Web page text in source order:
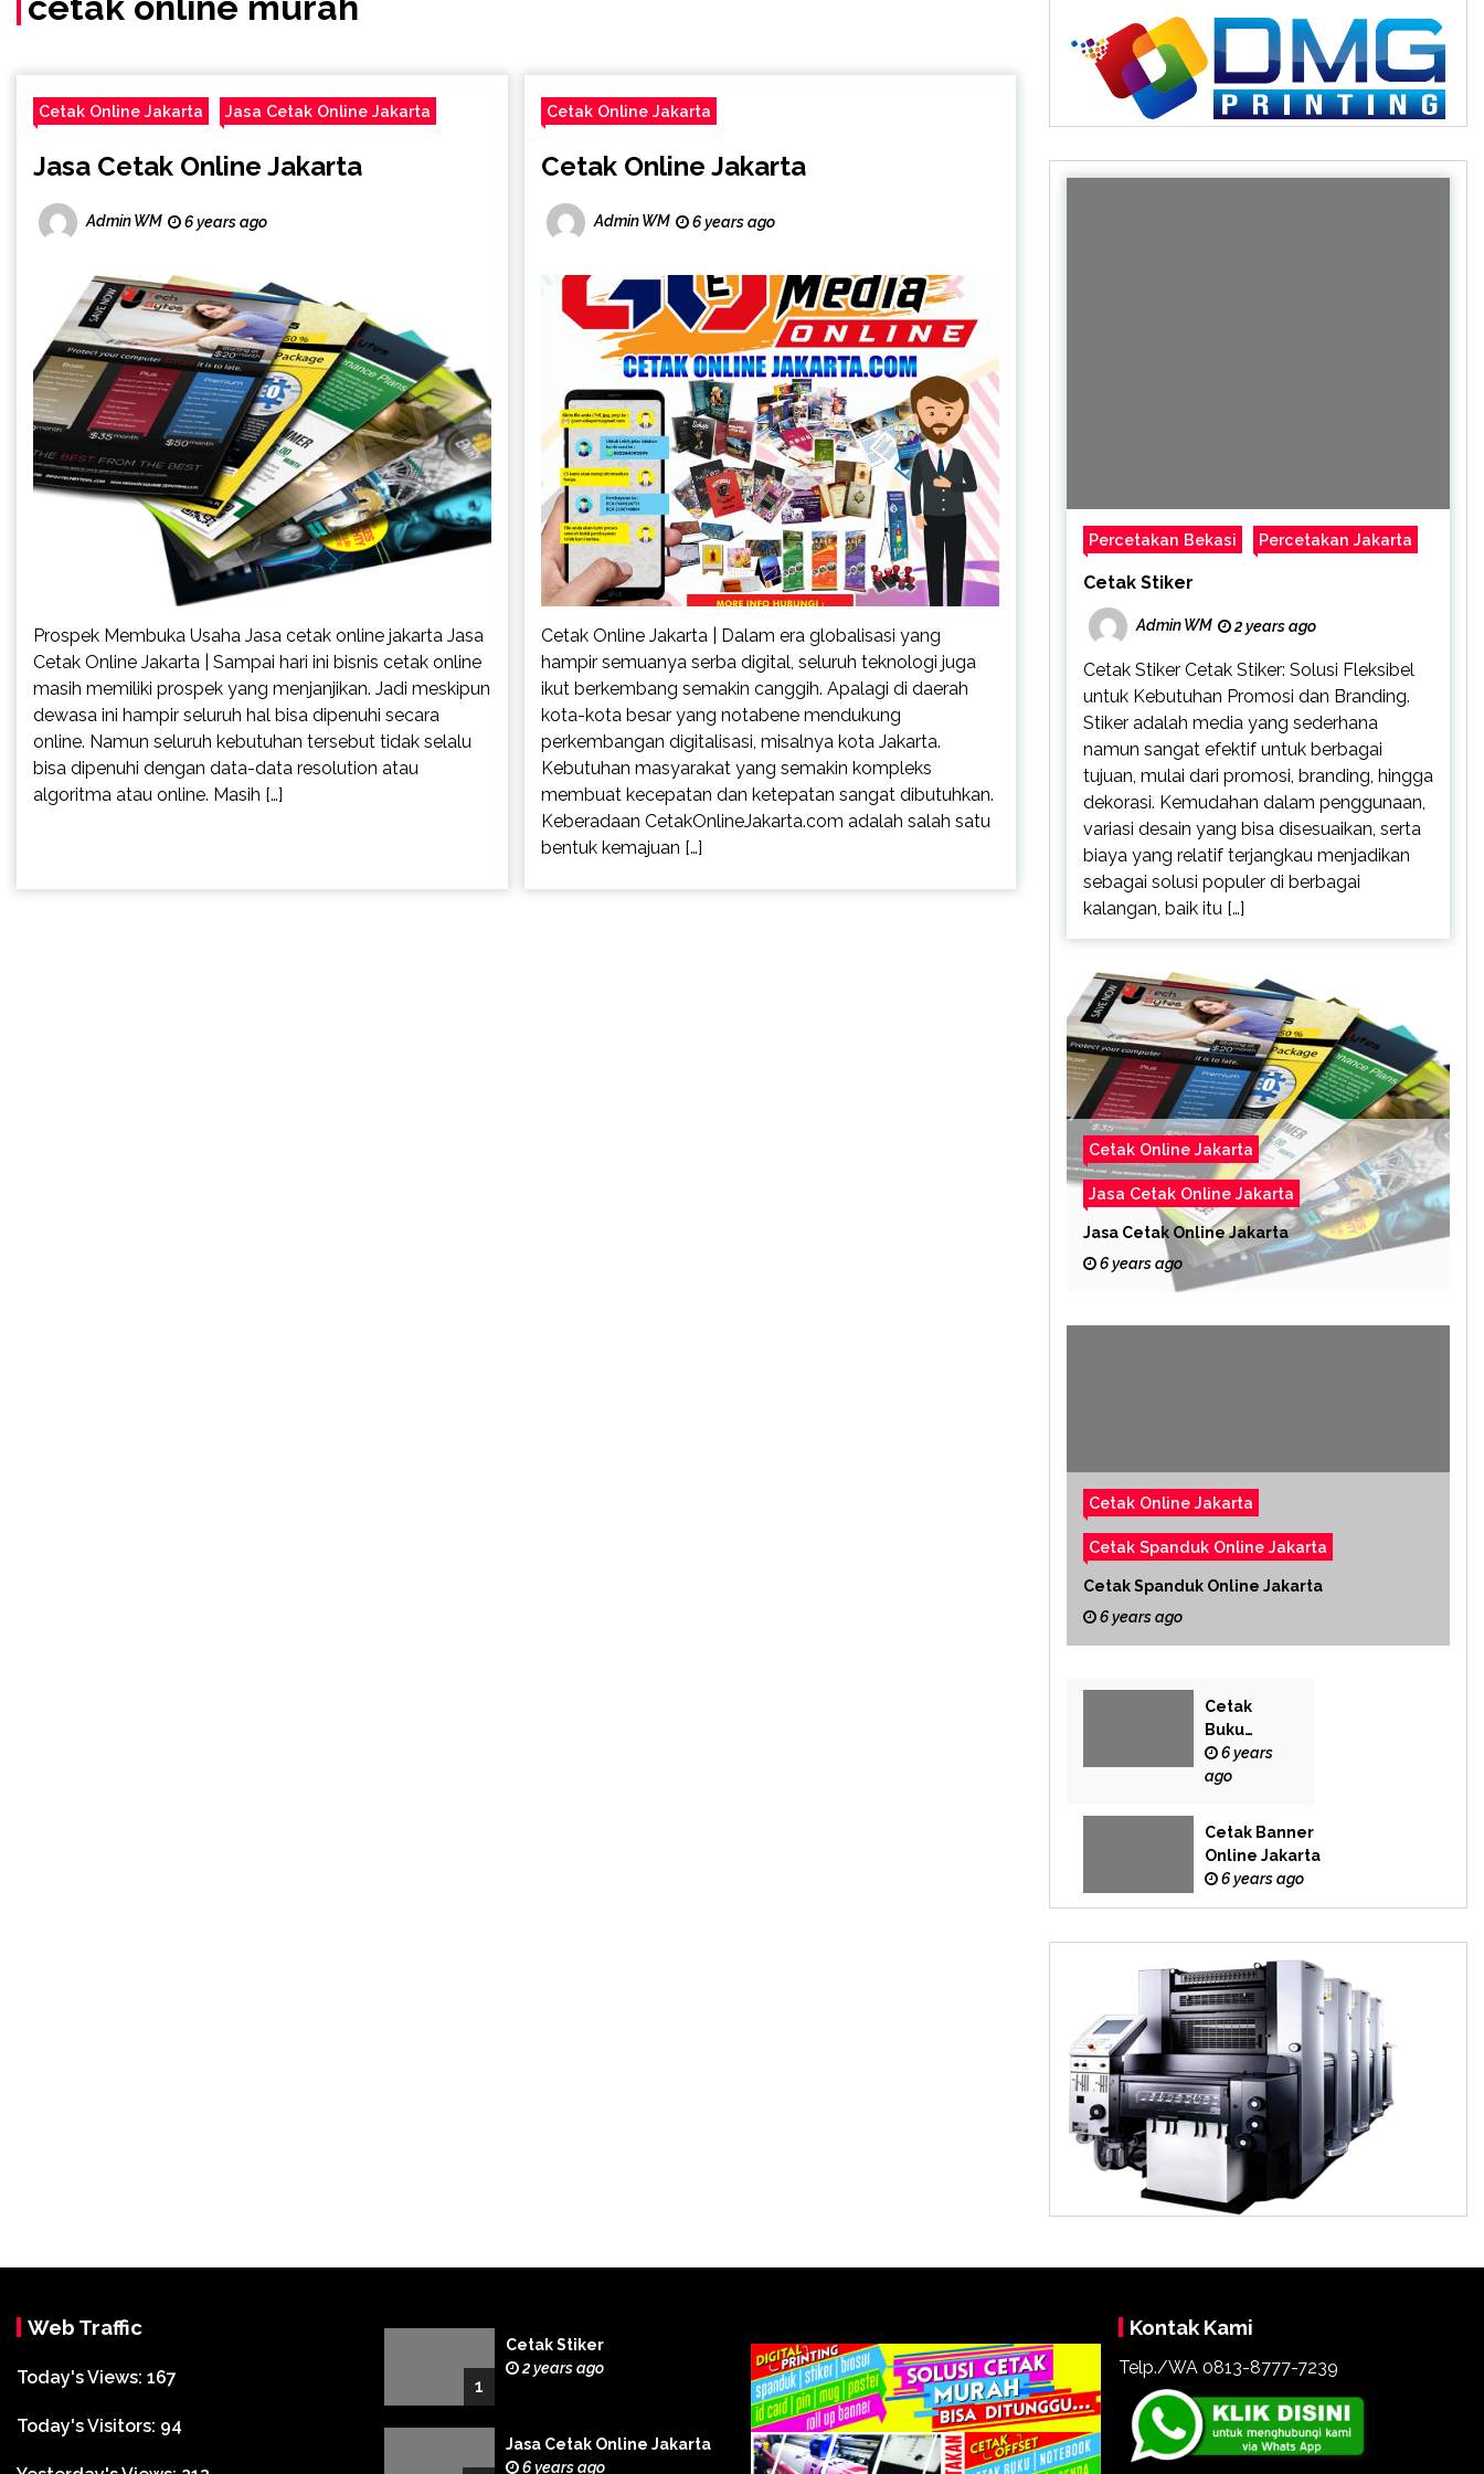
Cetak Online Jakarta Jasa Cetak Online Jakarta
Jasa Cetak Online Jakarta
Admin WM 6 years ago
Prospek Membuka Usaha Jasa cetak online jakarta Jasa
Cetak Online Jakarta | Sampai hari ini bisnis cetak online
masih memiliki prospek yang menjanjikan. Jadi meskipun
dewasa ini hampir seluruh hal bisa dipenuhi secara
online. Namun seluruh kebutuhan tersebut tidak selalu
bisa dipenuhi dengan data-data resolution atau
algoritma atau online. Masih […]
Cetak Online Jakarta
Cetak Online Jakarta
Admin WM 6 years ago
Cetak Online Jakarta | Dalam era globalisasi yang
hampir semuanya serba digital, seluruh teknologi juga
ikut berkembang semakin canggih. Apalagi di daerah
kota-kota besar yang notabene mendukung
perkembangan digitalisasi, misalnya kota Jakarta.
Kebutuhan masyarakat yang semakin kompleks
membuat kecepatan dan ketepatan sangat dibutuhkan.
Keberadaan CetakOnlineJakarta.com adalah salah satu
bentuk kemajuan […]
Percetakan Bekasi Percetakan Jakarta
Cetak Stiker
Admin WM 2 years ago
Cetak Stiker Cetak Stiker: Solusi Fleksibel
untuk Kebutuhan Promosi dan Branding.
Stiker adalah media yang sederhana
namun sangat efektif untuk berbagai
tujuan, mulai dari promosi, branding, hingga
dekorasi. Kemudahan dalam penggunaan,
variasi desain yang bisa disesuaikan, serta
biaya yang relatif terjangkau menjadikan
sebagai solusi populer di berbagai
kalangan, baik itu […]
Cetak Online Jakarta
Jasa Cetak Online Jakarta
Jasa Cetak Online Jakarta
6 years ago
Cetak Online Jakarta
Cetak Spanduk Online Jakarta
Cetak Spanduk Online Jakarta
6 years ago
Cetak
Buku
Yasin
Online
6 years
ago
Cetak Banner
Online Jakarta
6 years ago
Web Traffic
Today's Views: 167
Today's Visitors: 94
1
Cetak Stiker
2 years ago
Jasa Cetak Online Jakarta
6 years ago
Kontak Kami
Telp./WA 0813-8777-7239